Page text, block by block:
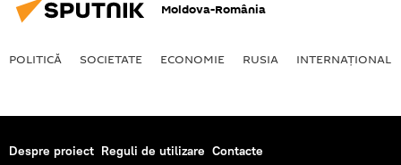
Moldova-România
POLITICĂ SOCIETATE ECONOMIE RUSIA INTERNAŢIONAL
Despre proiect Reguli de utilizare Contacte